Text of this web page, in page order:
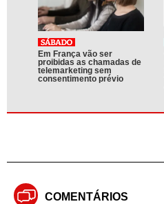
Em França vão ser
proibidas as chamadas de
telemarketing sem
consentimento prévio
COMENTÁRIOS